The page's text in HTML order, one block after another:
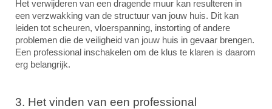
Het verwijderen van een dragende muur kan resulteren in
een verzwakking van de structuur van jouw huis. Dit kan
leiden tot scheuren, vloerspanning, instorting of andere
problemen die de veiligheid van jouw huis in gevaar brengen.
Een professional inschakelen om de klus te klaren is daarom
erg belangrijk.
3. Het vinden van een professional